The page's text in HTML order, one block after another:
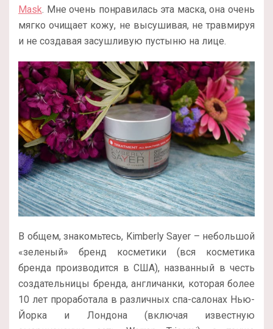
Mask. Мне очень понравилась эта маска, она очень
мягко очищает кожу, не высушивая, не травмируя
и не создавая засушливую пустыню на лице.
В общем, знакомьтесь, Kimberly Sayer – небольшой
«зеленый» бренд косметики (вся косметика
бренда производится в США), названный в честь
создательницы бренда, англичанки, которая более
10 лет проработала в различных спа-салонах Нью-
Йорка и Лондона (включая известную